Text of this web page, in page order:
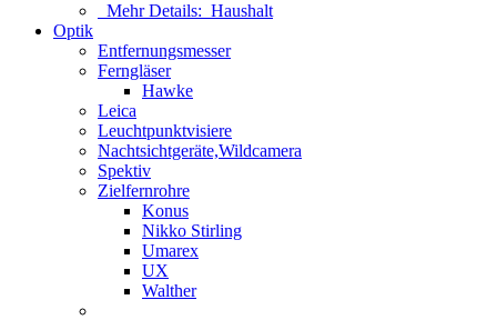
Mehr Details: Haushalt
Optik
Entfernungsmesser
Ferngläser
Hawke
Leica
Leuchtpunktvisiere
Nachtsichtgeräte,Wildcamera
Spektiv
Zielfernrohre
Konus
Nikko Stirling
Umarex
UX
Walther